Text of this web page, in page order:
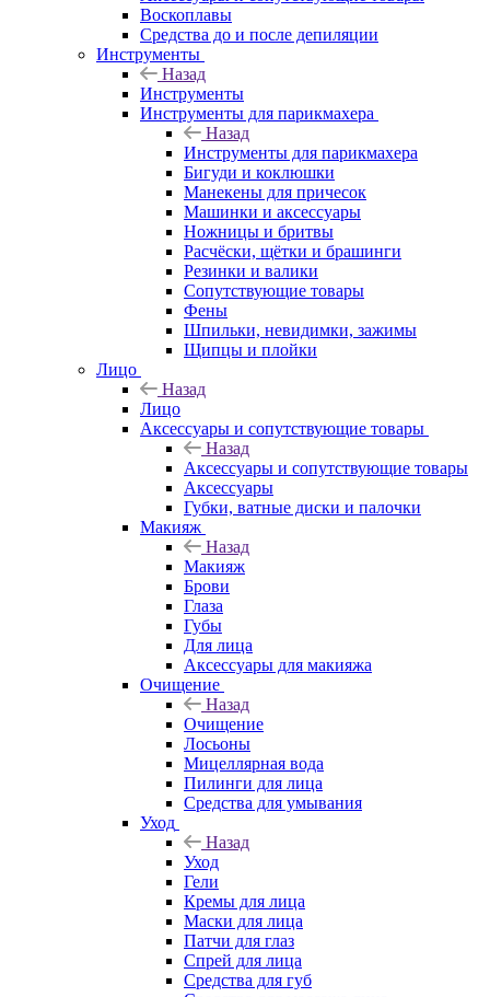
Воскоплавы
Средства до и после депиляции
Инструменты
Назад
Инструменты
Инструменты для парикмахера
Назад
Инструменты для парикмахера
Бигуди и коклюшки
Манекены для причесок
Машинки и аксессуары
Ножницы и бритвы
Расчёски, щётки и брашинги
Резинки и валики
Сопутствующие товары
Фены
Шпильки, невидимки, зажимы
Щипцы и плойки
Лицо
Назад
Лицо
Аксессуары и сопутствующие товары
Назад
Аксессуары и сопутствующие товары
Аксессуары
Губки, ватные диски и палочки
Макияж
Назад
Макияж
Брови
Глаза
Губы
Для лица
Аксессуары для макияжа
Очищение
Назад
Очищение
Лосьоны
Мицеллярная вода
Пилинги для лица
Средства для умывания
Уход
Назад
Уход
Гели
Кремы для лица
Маски для лица
Патчи для глаз
Спрей для лица
Средства для губ